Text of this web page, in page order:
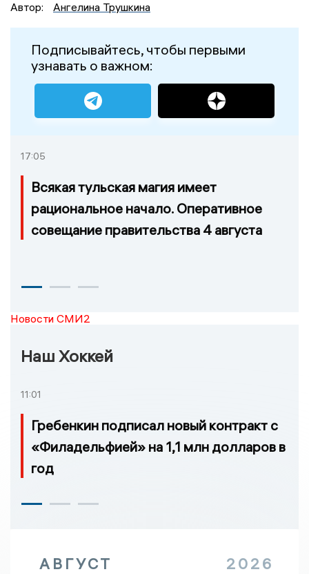
Автор:
Ангелина Трушкина
Подписывайтесь, чтобы первыми
узнавать о важном:
17:05
Всякая тульская магия имеет
рациональное начало. Оперативное
совещание правительства 4 августа
Новости СМИ2
Наш Хоккей
11:01
Гребенкин подписал новый контракт с
«Филадельфией» на 1,1 млн долларов в
год
АВГУСТ 2026